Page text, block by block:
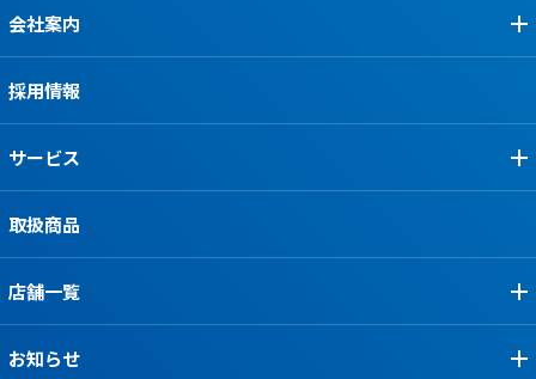
会社案内
採用情報
サービス
取扱商品
店舗一覧
お知らせ